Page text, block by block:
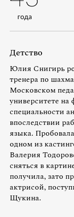
года
Детство
Юлия Снигирь
тренера по
Московском
университете на
специальности
впоследствии
языка.
одном из
Валерия
сняться в
получила, зато
актрисой,
Щукина.